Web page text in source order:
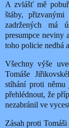
A zvlášť mě
štáby,
zadržených má
presumpce neviny
toho policie nedbá
Všechny výše
Tomáše
stíhání proti němu
přehlédnout, že
nezabránil ve
Zásah proti